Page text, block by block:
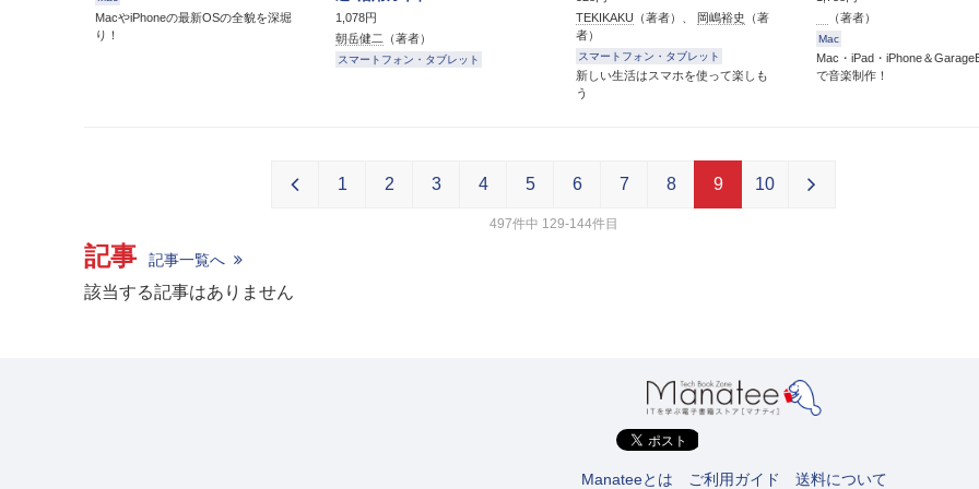
MacやiPhoneの最新OSの全貌を深堀
り！
1,078円
朝岳健二 （著者）
スマートフォン・タブレット
TEKIKAKU （著者）、 岡嶋裕史 （著
者）
スマートフォン・タブレット
新しい生活はスマホを使って楽しも
う
（著者）
Mac
Mac・iPad・iPhone＆
で音楽制作！
497件中 129-144件目
1 2 3 4 5 6 7 8 9 10
記事 記事一覧へ
該当する記事はありません
Manateeとは ご利用ガイド 送料について